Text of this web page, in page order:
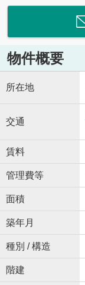
物件概要
所在地
交通
賃料
管理費等
面積
築年月
種別 / 構造
階建